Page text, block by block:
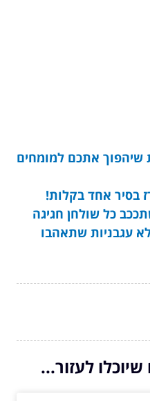
שיהפוך אתכם למומחים
בסיר אחד בקלות!
כל שולחן חגיגה
עגבניות שתאהבו
לעזור...